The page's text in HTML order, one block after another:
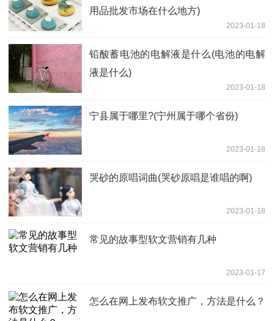
用品批发市场在什么地方)
2023-01-18
铅酸蓄电池的电解液是什么(电池的电解
液是什么)
2023-01-18
宁县属于哪里?(宁州属于哪个省份)
2023-01-18
哭砂的原唱词曲(哭砂原唱是谁唱的啊)
2023-01-18
常见的故事型软文营销有几种
2023-01-17
怎么在网上发布软文推广，方法是什么？